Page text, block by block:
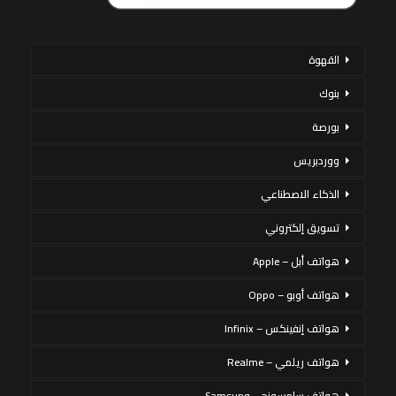
القهوة
بنوك
بورصة
ووردبريس
الذكاء الاصطناعي
تسويق إلكتروني
هواتف أبل – Apple
هواتف أوبو – Oppo
هواتف إنفينكس – Infinix
هواتف ريلمي – Realme